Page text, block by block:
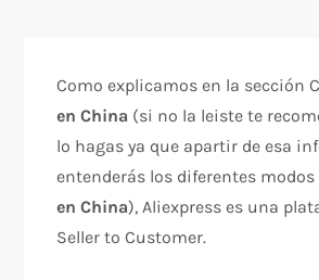
Como explicamos en la sección
en China (si no la leiste te
lo hagas ya que apartir de esa
entenderás los diferentes
en China), Aliexpress es una
Seller to Customer.